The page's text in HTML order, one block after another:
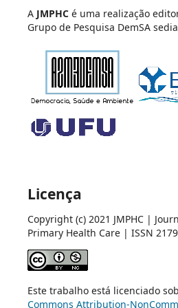
A JMPHCé uma realização
Grupo de Pesquisa DemSA
Licença
Copyright (c) 2021 JMPHC |
Primary Health Care | ISSN
Este trabalho está licenciado
Commons Attribution-